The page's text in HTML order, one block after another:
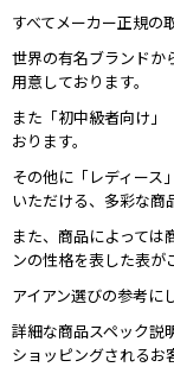
すべてメーカー正規の
世界の有名ブランドか
用意しております。
また「初中級者向け
おります。
その他に「レディース
いただける、多彩な商
また、商品によっては
ンの性格を表した表が
アイアン選びの参考に
詳細な商品スペック説
ショッピングされるお